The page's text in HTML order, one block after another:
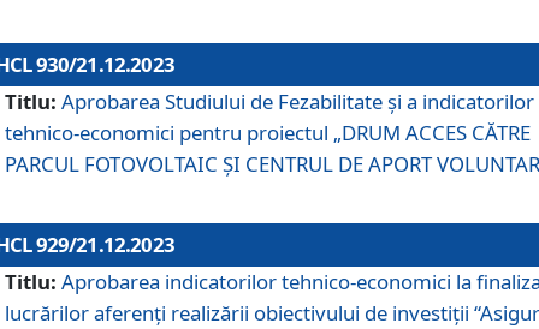
930/21.12.2023
Titlu: Aprobarea Studiului de Fezabilitate și a indicatorilor
tehnico-economici pentru proiectul „DRUM ACCES CĂTRE
PARCUL FOTOVOLTAIC ȘI CENTRUL DE APORT
929/21.12.2023
Titlu: Aprobarea indicatorilor tehnico-economici la
lucrărilor aferenți realizării obiectivului de investiții